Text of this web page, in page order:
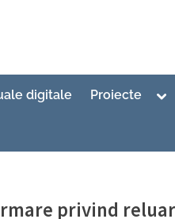
digitale Proiecte
privind